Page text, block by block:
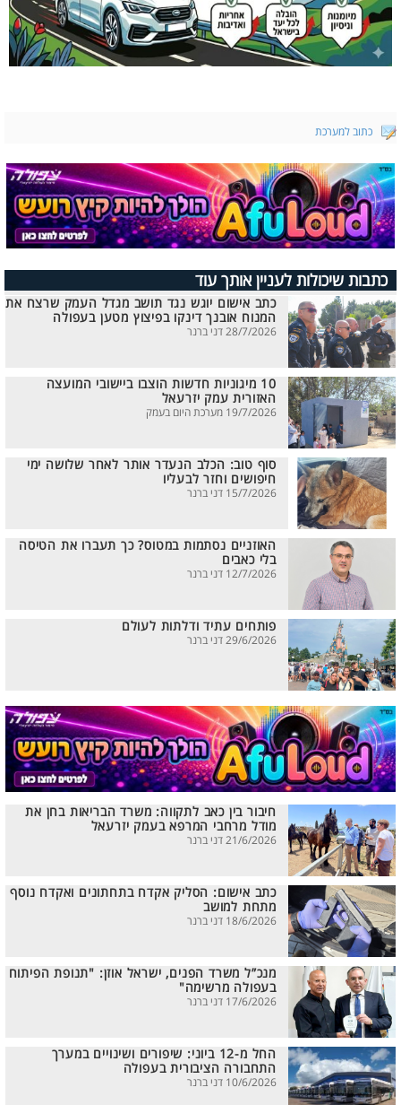
כתוב למערכת
כתבות שיכולות לעניין אותך עוד
כתב אישום יוגש נגד תושב מגדל העמק שרצח את
המנוח אובנך דינקו בפיצוץ מטען בעפולה
28/7/2026 דני ברנר
10 מיגוניות חדשות הוצבו ביישובי המועצה
האזורית עמק יזרעאל
19/7/2026 מערכת היום בעמק
סוף טוב: הכלב הנעדר אותר לאחר שלושה ימי
חיפושים וחזר לבעליו
15/7/2026 דני ברנר
האוזניים נסתמות במטוס? כך תעברו את הטיסה
בלי כאבים
12/7/2026 דני ברנר
פותחים עתיד ודלתות לעולם
29/6/2026 דני ברנר
חיבור בין כאב לתקווה: משרד הבריאות בחן את
מודל מרחבי המרפא בעמק יזרעאל
21/6/2026 דני ברנר
כתב אישום: הסליק אקדח בתחתונים ואקדח נוסף
מתחת למושב
18/6/2026 דני ברנר
מנכ”ל משרד הפנים, ישראל אוזן: "תנופת הפיתוח
בעפולה מרשימה"
17/6/2026 דני ברנר
החל מ-12 ביוני: שיפורים ושינויים במערך
התחבורה הציבורית בעפולה
10/6/2026 דני ברנר